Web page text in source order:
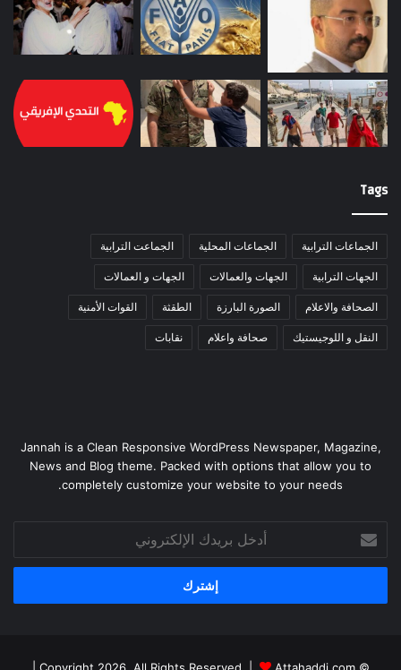
Tags
الجماعات الترابية الجماعات المحلية الجماعت الترابية
الجهات الترابية الجهات والعمالات الجهات و العمالات
الصحافة والاعلام الصورة البارزة الطقثة القوات الأمنية
النقل و اللوجيستيك صحافة واعلام نقابات
Jannah is a Clean Responsive WordPress Newspaper, Magazine,
News and Blog theme. Packed with options that allow you to
completely customize your website to your needs.
بريدك
الإلكتروني